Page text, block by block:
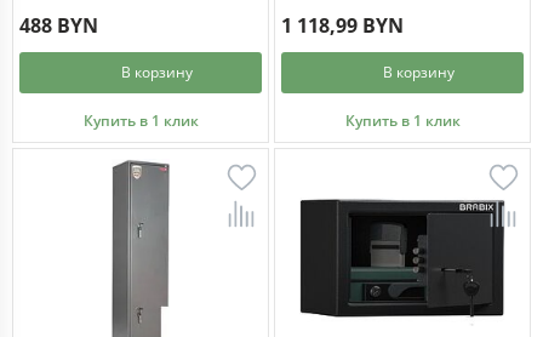
488 BYN
В корзину
Купить в 1 клик
1 118,99 BYN
В корзину
Купить в 1 клик